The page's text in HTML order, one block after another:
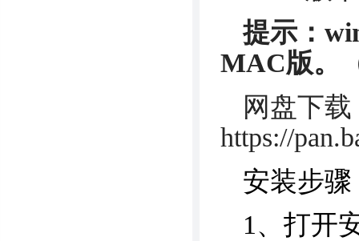
提示：
MAC版。
网盘下载
https://
安装步骤
1、打开